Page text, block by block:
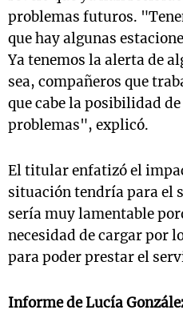
problemas futuros.
que hay algunas
Ya tenemos la alerta de
sea, compañeros que
que cabe la posibilidad
problemas", explicó.
El titular enfatizó el
situación tendría para el
sería muy lamentable
necesidad de cargar por
para poder prestar el
Informe de Lucía